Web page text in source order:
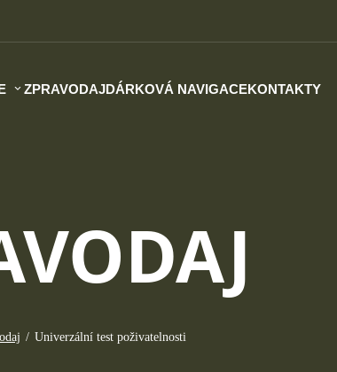
ZPRAVODAJDÁRKOVÁ NAVIGACEKONTAKTY
/ Univerzální test poživatelnosti